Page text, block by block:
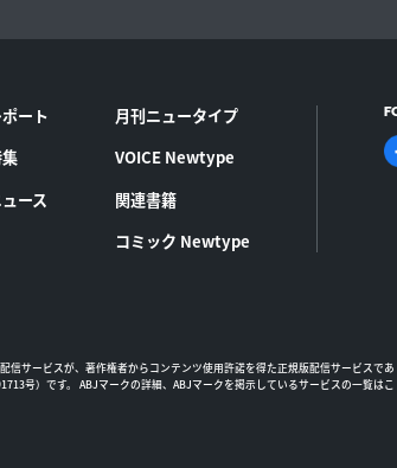
ポート
ース
月刊ニュータイプ
VOICE Newtype
関連書籍
コミック Newtype
信サービスが、著作権者からコンテンツ使用許諾を得た正規版配信サービスであ
号）です。 ABJマークの詳細、ABJマークを掲示しているサービスの一覧はこ